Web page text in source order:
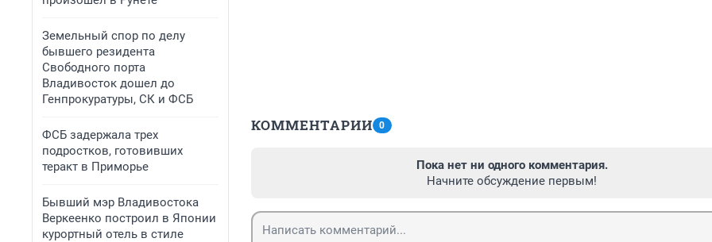
Земельный спор по делу
бывшего резидента
Свободного порта
Владивосток дошел до
Генпрокуратуры, СК и ФСБ
ФСБ задержала трех
подростков, готовивших
теракт в Приморье
Бывший мэр Владивостока
Веркеенко построил в Японии
курортный отель в стиле
КОММЕНТАРИИ 0
Пока нет ни одного комментария.
Начните обсуждение первым!